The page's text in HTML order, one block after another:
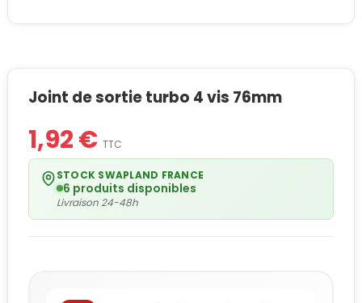
Joint de sortie turbo 4 vis 76mm
1,92 € TTC
STOCK SWAPLAND FRANCE
6 produits disponibles
Livraison 24-48h